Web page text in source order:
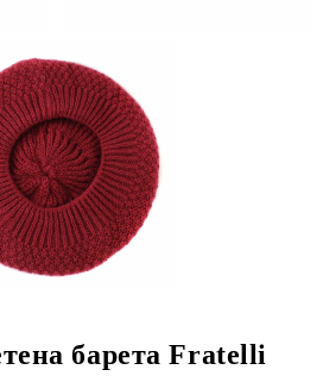
барета Fratelli